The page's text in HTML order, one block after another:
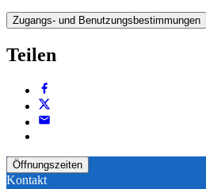
Zugangs- und Benutzungsbestimmungen
Teilen
Öffnungszeiten
Kontakt